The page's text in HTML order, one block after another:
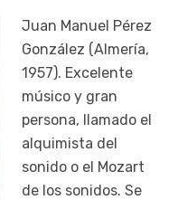
Juan Manuel Pérez
González (Almería,
1957). Excelente
músico y gran
persona, llamado el
alquimista del
sonido o el Mozart
de los sonidos. Se